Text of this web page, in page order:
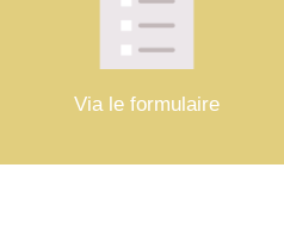
Via le formulaire